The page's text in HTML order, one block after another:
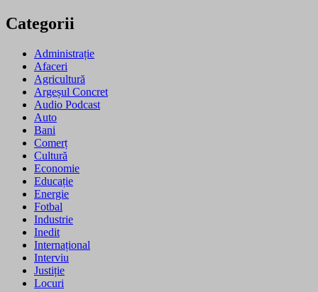
Categorii
Administrație
Afaceri
Agricultură
Argeșul Concret
Audio Podcast
Auto
Bani
Comerț
Cultură
Economie
Educație
Energie
Fotbal
Industrie
Inedit
Internațional
Interviu
Justiție
Locuri